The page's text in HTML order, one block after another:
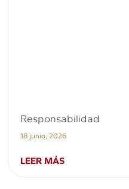
Responsabilidad
18 junio, 2026
LEER MÁS